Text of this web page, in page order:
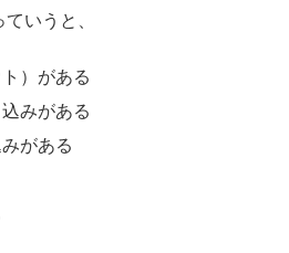
いうと、
）がある
みがある
がある